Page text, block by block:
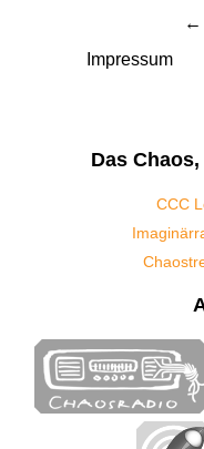
←
Impressum
Das
CCC